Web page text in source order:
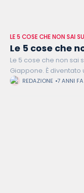
LE 5 COSE CHE NON SAI
Le 5 cose che
Le 5 cose che non sai
Giappone. È
la più antica
REDAZIONE 7 ANNI FA